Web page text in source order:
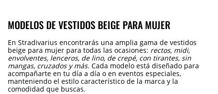
MODELOS DE VESTIDOS BEIGE PARA MUJER
En Stradivarius encontrarás una amplia gama de vestidos
beige para mujer para todas las ocasiones: rectos, midi,
envolventes, lenceros, de lino, de crepé, con tirantes, sin
mangas, cruzados y más. Cada modelo está diseñado para
acompañarte en tu día a día o en eventos especiales,
manteniendo el estilo característico de la marca y la
comodidad que buscas.